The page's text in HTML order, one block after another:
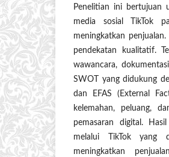
Penelitian ini bertujuan
media sosial TikTok
meningkatkan
pendekatan kualitatif.
wawancara,
SWOT yang didukung
dan EFAS (External
kelemahan, peluang,
pemasaran digital.
melalui TikTok yang
meningkatkan